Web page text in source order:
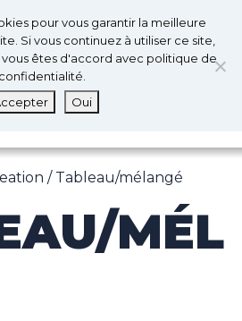
0 0
/ Tableau/mélangé
MÉL
pour vous garantir la meilleure
Si vous continuez à utiliser ce site,
êtes d'accord avec politique de
confidentialité.
Oui